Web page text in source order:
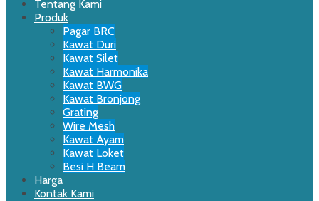
Menu
content
Tentang Kami
Produk
Pagar BRC
Kawat Duri
Kawat Silet
Kawat Harmonika
Kawat BWG
Kawat Bronjong
Grating
Wire Mesh
Kawat Ayam
Kawat Loket
Besi H Beam
Harga
Kontak Kami